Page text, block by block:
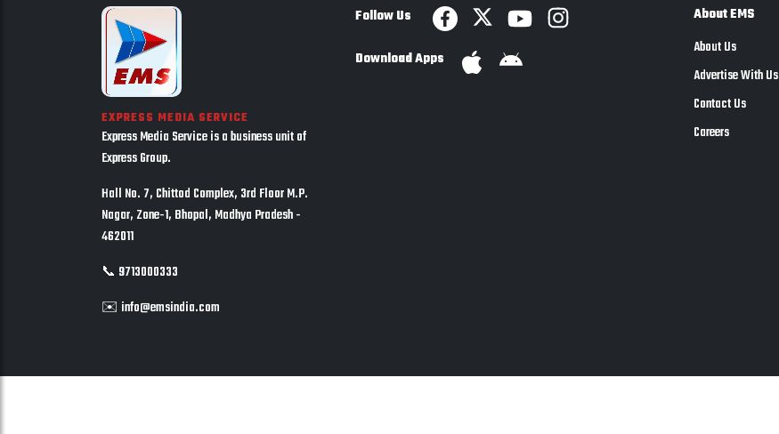
EXPRESS MEDIA SERVICE
Express Media Service is a business unit of
Express Group.
Hall No. 7, Chittod Complex, 3rd Floor M.P.
Nagar, Zone-1, Bhopal, Madhya Pradesh -
462011
📞 9713000333
✉️ info@emsindia.com
Follow Us
Download Apps
About EMS
About Us
Advertise With Us
Contact Us
Careers